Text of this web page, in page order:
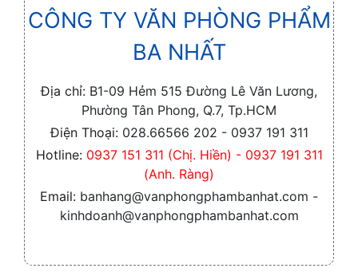
CÔNG TY VĂN PHÒNG PHẨM
BA NHẤT
Địa chỉ: B1-09 Hẻm 515 Đường Lê Văn Lương,
Phường Tân Phong, Q.7, Tp.HCM
Điện Thoại: 028.66566 202 - 0937 191 311
Hotline: 0937 151 311 (Chị. Hiền) - 0937 191 311
(Anh. Ràng)
Email: banhang@vanphongphambanhat.com -
kinhdoanh@vanphongphambanhat.com